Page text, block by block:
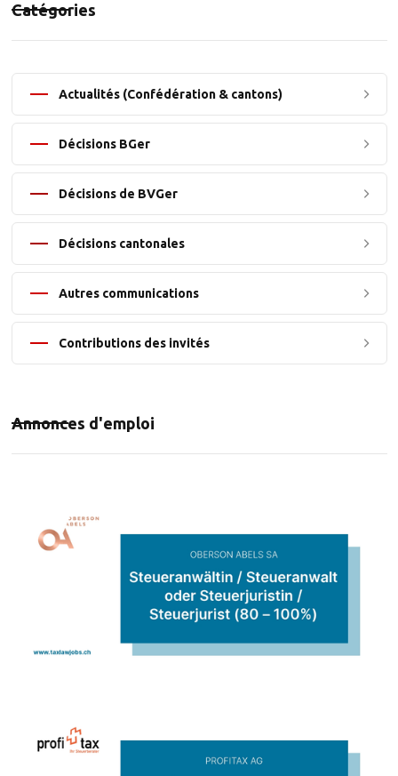
Catégories
Actualités (Confédération & cantons)
Décisions BGer
Décisions de BVGer
Décisions cantonales
Autres communications
Contributions des invités
Annonces d'emploi